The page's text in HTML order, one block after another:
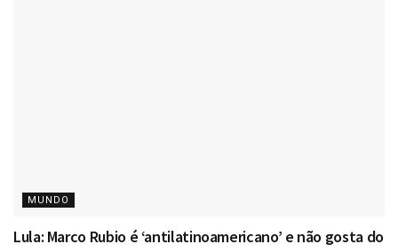
MUNDO
Lula: Marco Rubio é ‘antilatinoamericano’ e não gosta do